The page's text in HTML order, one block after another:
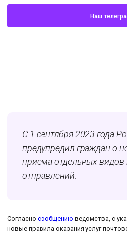
Наш
С 1 сентября 2023 года
предупредил граждан о
приема отдельных видов
отправлений.
Согласно сообщению ведомства, с
новые правила оказания услуг